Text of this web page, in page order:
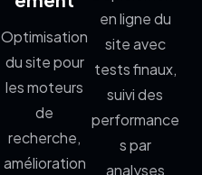
Optimisation
du site pour
les moteurs
de
recherche,
amélioration
en ligne du
site avec
tests finaux,
suivi des
performance
s par
analyses